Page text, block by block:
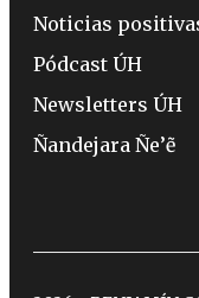
Noticias
Pódcast ÚH
Newsletters ÚH
Ñandejara Ñe’ẽ